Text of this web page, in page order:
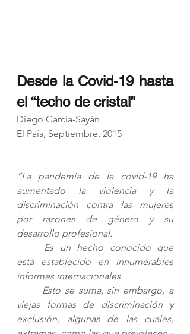
Desde la Covid-19 hasta
el “techo de cristal”
Diego García-Sayán
El País, Septiembre, 2015
“La pandemia de la covid-19 ha
aumentado la violencia y la
discriminación contra las mujeres
por razones de género y su
desarrollo profesional.
Es un hecho conocido que
está establecido en innumerables
informes internacionales.
Esto se suma, sin embargo, a
viejas formas de discriminación y
exclusión, algunas de las cuales,